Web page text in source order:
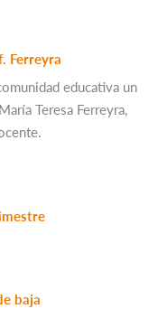
Ferreyra
educativa un
Teresa Ferreyra,
baja